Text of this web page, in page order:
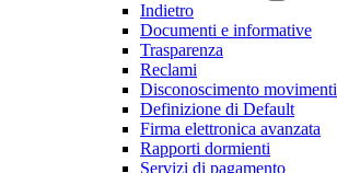
Indietro
Documenti e informative
Trasparenza
Reclami
Disconoscimento movimenti
Definizione di Default
Firma elettronica avanzata
Rapporti dormienti
Servizi di pagamento